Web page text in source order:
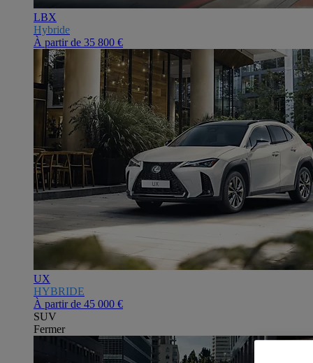
LBX
Hybride
À partir de 35 800 €
UX
HYBRIDE
À partir de 45 000 €
SUV
Fermer